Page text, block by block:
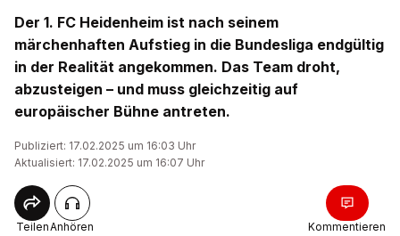
Der 1. FC Heidenheim ist nach seinem
märchenhaften Aufstieg in die Bundesliga endgültig
in der Realität angekommen. Das Team droht,
abzusteigen – und muss gleichzeitig auf
europäischer Bühne antreten.
Publiziert: 17.02.2025 um 16:03 Uhr
Aktualisiert: 17.02.2025 um 16:07 Uhr
TeilenAnhören Kommentieren